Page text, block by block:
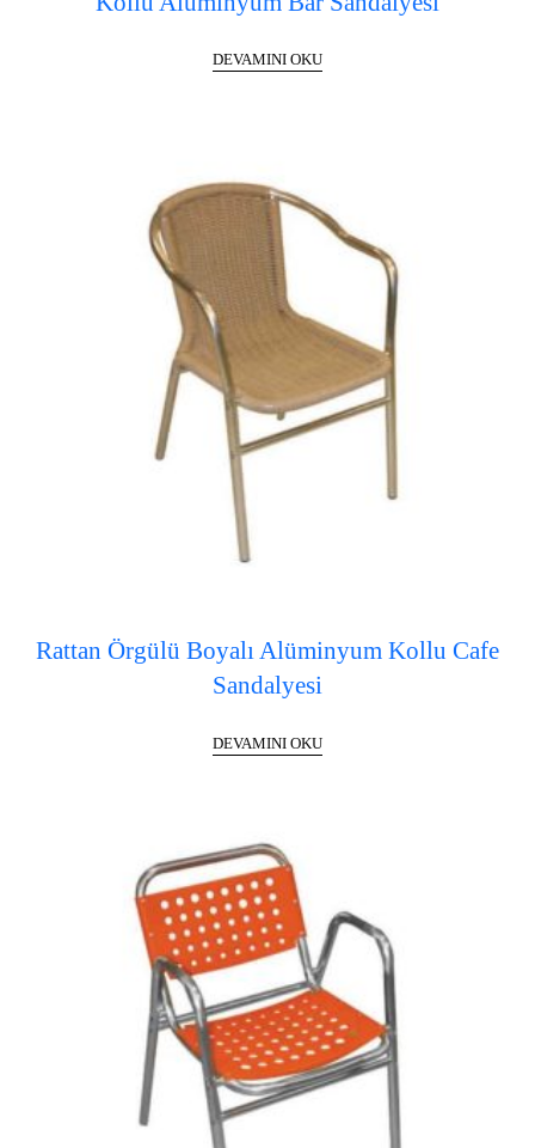
DEVAMINI OKU
Rattan Örgülü Boyalı Alüminyum Kollu Cafe
Sandalyesi
DEVAMINI OKU